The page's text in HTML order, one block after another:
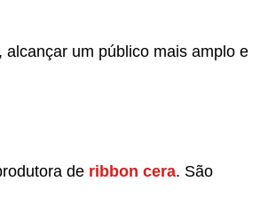
um público mais amplo e
de ribbon cera. São